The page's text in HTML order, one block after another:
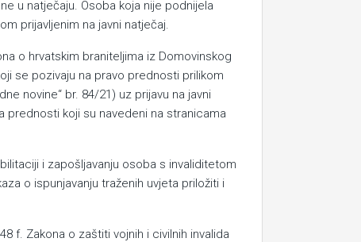
u natječaju. Osoba koja nije podnijela
prijavljenim na javni natječaj.
o hrvatskim braniteljima iz Domovinskog
se pozivaju na pravo prednosti prilikom
novine“ br. 84/21) uz prijavu na javni
prednosti koji su navedeni na stranicama
i zapošljavanju osoba s invaliditetom
o ispunjavanju traženih uvjeta priložiti i
f. Zakona o zaštiti vojnih i civilnih invalida